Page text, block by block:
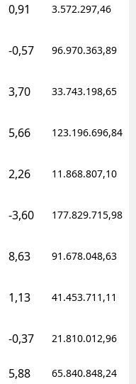
0,91 3.572.297,46
-0,57 96.970.363,89
3,70 33.743.198,65
5,66 123.196.696,84
2,26 11.868.807,10
-3,60 177.829.715,98
8,63 91.678.048,63
1,13 41.453.711,11
-0,37 21.810.012,96
5,88 65.840.848,24